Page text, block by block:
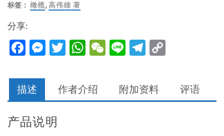
标签： 橄榄,高伟雄 著
分享:
Facebook
Messenger
Twitter
WhatsApp
WeChat
LineTelegram
描述 作者介绍 附加资料 评语
产品说明